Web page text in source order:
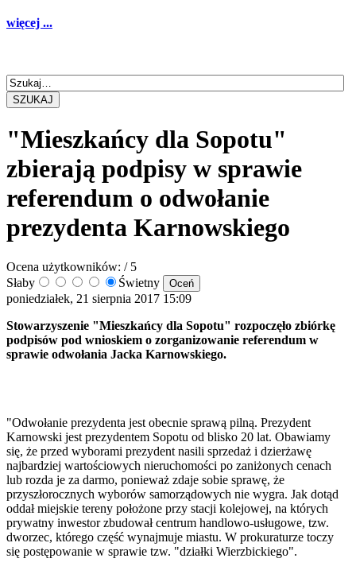
więcej ...
SZUKAJ
"Mieszkańcy dla Sopotu"
zbierają podpisy w sprawie
referendum o odwołanie
prezydenta Karnowskiego
Ocena użytkowników: / 5
Słaby
Świetny
poniedziałek, 21 sierpnia 2017 15:09
Stowarzyszenie "Mieszkańcy dla Sopotu" rozpoczęło zbiórkę
podpisów pod wnioskiem o zorganizowanie referendum w
sprawie odwołania Jacka Karnowskiego.
"Odwołanie prezydenta jest obecnie sprawą pilną. Prezydent
Karnowski jest prezydentem Sopotu od blisko 20 lat. Obawiamy
się, że przed wyborami prezydent nasili sprzedaż i dzierżawę
najbardziej wartościowych nieruchomości po zaniżonych cenach
lub rozda je za darmo, ponieważ zdaje sobie sprawę, że
przyszłorocznych wyborów samorządowych nie wygra. Jak dotąd
oddał miejskie tereny położone przy stacji kolejowej, na których
prywatny inwestor zbudował centrum handlowo-usługowe, tzw.
dworzec, którego część wynajmuje miastu. W prokuraturze toczy
się postępowanie w sprawie tzw. "działki Wierzbickiego".